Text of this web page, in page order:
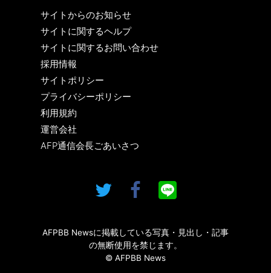
サイトからのお知らせ
サイトに関するヘルプ
サイトに関するお問い合わせ
採用情報
サイトポリシー
プライバシーポリシー
利用規約
運営会社
AFP通信会長ごあいさつ
AFPBB Newsに掲載している写真・見出し・記事
の無断使用を禁じます。
© AFPBB News